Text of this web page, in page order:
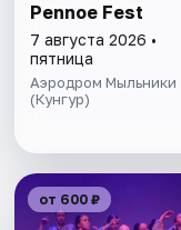
Pennoe Fest
7 августа 2026 •
пятница
Аэродром Мыльники
(Кунгур)
от 600 ₽